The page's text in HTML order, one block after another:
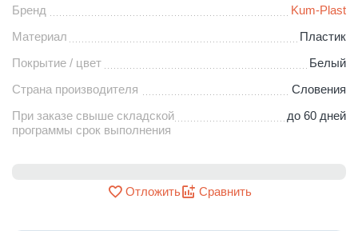
Бренд
Kum-Plast
Материал
Пластик
Покрытие / цвет
Белый
Страна производителя
Словения
При заказе свыше складской
программы срок выполнения
до 60 дней
Отложить Сравнить